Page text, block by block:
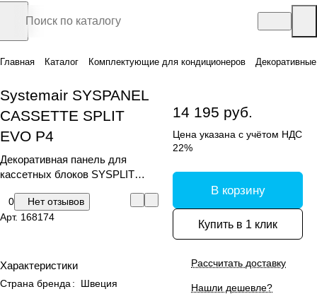
Главная Каталог Комплектующие для кондиционеров
Systemair SYSPANEL
CASSETTE SPLIT
EVO P4
Декоративная панель для
кассетных блоков SYSPLIT
0
Нет отзывов
Арт. 168174
Характеристики
Страна бренда :
Швеция
14 195 руб.
Цена указана с учётом НДС
22%
В корзину
Купить в 1 клик
Рассчитать доставку
Нашли дешевле?